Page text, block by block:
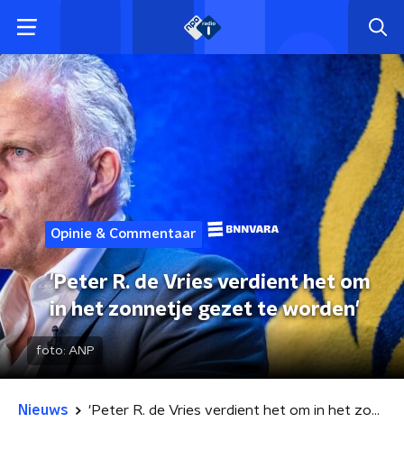
Opinie & Commentaar
'Peter R. de Vries verdient het om
in het zonnetje gezet te worden'
foto: ANP
Nieuws 'Peter R. de Vries verdient het om in het zonnetje gezet te worden'